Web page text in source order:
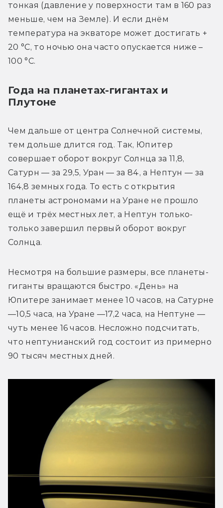
тонкая (давление у поверхности там в 160 раз
меньше, чем на Земле). И если днём
температура на экваторе может достигать +
20 °C, то ночью она часто опускается ниже –
100 °C.
Года на планетах-гигантах и
Плутоне
Чем дальше от центра Солнечной системы,
тем дольше длится год. Так, Юпитер
совершает оборот вокруг Солнца за 11,8,
Сатурн — за 29,5, Уран — за 84, а Нептун — за
164,8 земных года. То есть с открытия
планеты астрономами на Уране не прошло
ещё и трёх местных лет, а Нептун только-
только завершил первый оборот вокруг
Солнца.
Несмотря на большие размеры, все планеты-
гиганты вращаются быстро. «День» на
Юпитере занимает менее 10 часов, на Сатурне
—10,5 часа, на Уране —17,2 часа, на Нептуне —
чуть менее 16 часов. Несложно подсчитать,
что нептунианский год состоит из примерно
90 тысяч местных дней.